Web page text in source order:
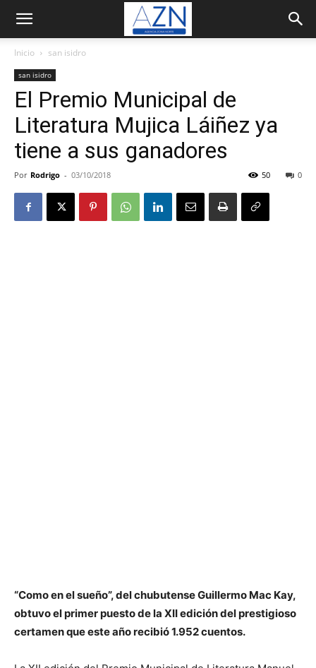
Inicio san isidro
san isidro
El Premio Municipal de
Literatura Mujica Láiñez ya
tiene a sus ganadores
Por Rodrigo - 03/10/2018 0
50
“Como en el sueño”, del chubutense Guillermo Mac Kay,
obtuvo el primer puesto de la XII edición del prestigioso
certamen que este año recibió 1.952 cuentos.